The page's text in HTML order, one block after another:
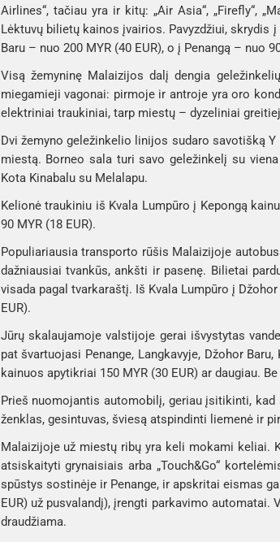
Airlines“, tačiau yra ir kitų: „Air Asia“, „Firefly“,
Lėktuvų bilietų kainos įvairios. Pavyzdžiui, skrydis
Baru – nuo ​​200 MYR (40 EUR), o į Penangą – nuo
Visą žemyninę Malaizijos dalį dengia
miegamieji vagonai: pirmoje ir antroje yra oro
elektriniai traukiniai, tarp miestų – dyzeliniai
Dvi žemyno geležinkelio linijos sudaro savotišką
miestą. Borneo sala turi savo geležinkelį su
Kota Kinabalu su Melalapu.
Kelionė traukiniu iš Kvala Lumpūro į Kepongą
90 MYR (18 EUR).
Populiariausia transporto rūšis Malaizijoje
dažniausiai tvankūs, ankšti ir pasenę. Bilietai
visada pagal tvarkaraštį. Iš Kvala Lumpūro į
EUR).
Jūrų skalaujamoje valstijoje gerai išvystytas
pat švartuojasi Penange, Langkavyje, Džohor
kainuos apytikriai 150 MYR (30 EUR) ar daugiau.
Prieš nuomojantis automobilį, geriau įsitikinti,
ženklas, gesintuvas, šviesą atspindinti liemenė ir
Malaizijoje už miestų ribų yra keli mokami keliai.
atsiskaityti grynaisiais arba „Touch&Go“
spūstys sostinėje ir Penange, ir apskritai eismas
EUR) už pusvalandį), įrengti parkavimo
draudžiama.